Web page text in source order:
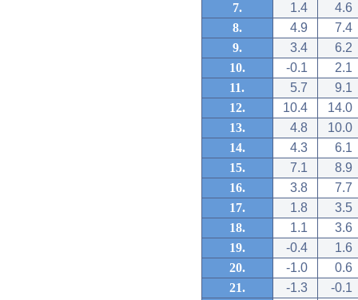
7.
1.4
4.6
8.
4.9
7.4
9.
3.4
6.2
10.
-0.1
2.1
11.
5.7
9.1
12.
10.4
14.0
13.
4.8
10.0
14.
4.3
6.1
15.
7.1
8.9
16.
3.8
7.7
17.
1.8
3.5
18.
1.1
3.6
19.
-0.4
1.6
20.
-1.0
0.6
21.
-1.3
-0.1